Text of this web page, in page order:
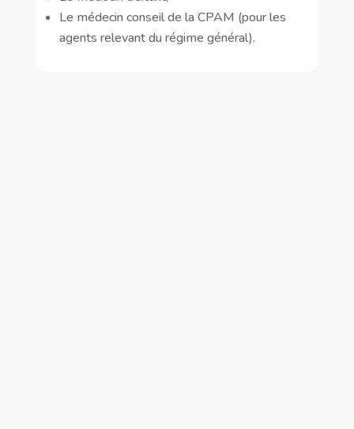
Le médecin conseil de la CPAM (pour les
agents relevant du régime général).